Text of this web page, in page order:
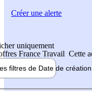
uniquement
France Travail Cette
filtres de Date de création
Créer une alerte